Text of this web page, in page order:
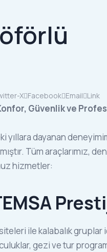
X Facebook Email Link
Güvenlik ve
yıllara dayanan
Tüm araçlarımız,
hizmetler:
ile kalabalık
gezi ve tur